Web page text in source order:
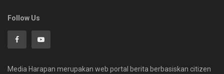
Follow Us
Media Harapan merupakan web portal berita berbasiskan citizen